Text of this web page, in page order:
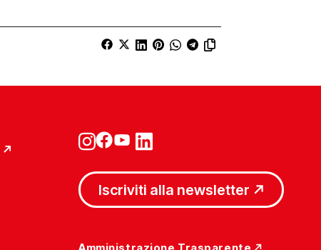
Iscriviti alla newsletter